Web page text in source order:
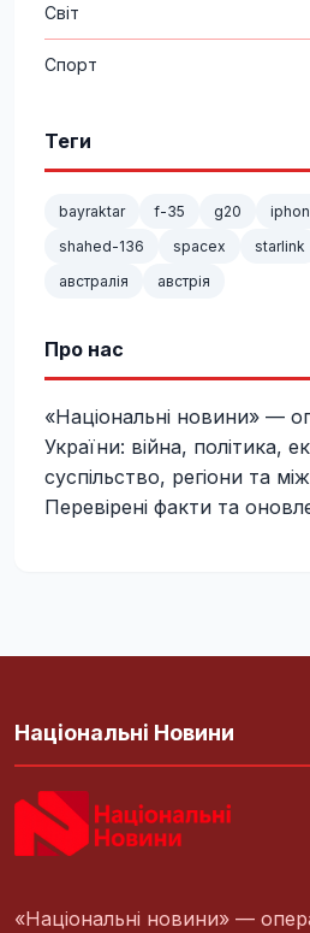
Світ
Спорт
Теги
bayraktar f-35 g20
shahed-136
spacex starlink
австралія
австрія
Про нас
«Національні новини» —
України: війна, політика,
суспільство, регіони та
Перевірені факти та
Національні Новини
«Національні новини» —